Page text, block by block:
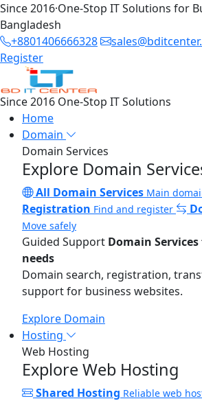
Since 2016·One-Stop IT Solutions for
Bangladesh
+8801406666328
Register
Since 2016 One-Stop IT Solutions
Home
Domain
Domain Services
Explore Domain
All Domain Services Main
Registration Find and register
Move safely
Guided Support Domain
needs
Domain search, registration,
support for business websites.
Explore Domain
Hosting
Web Hosting
Explore Web Hosting
Shared Hosting Reliable web